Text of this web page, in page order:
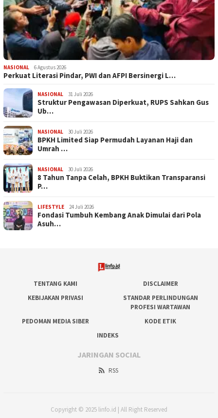
NASIONAL 6 Agustus 2026
Perkuat Literasi Pindar, PWI dan AFPI Bersinergi L…
NASIONAL 31 Juli 2026
​Struktur Pengawasan Diperkuat, RUPS Sahkan Gus
Ub…
NASIONAL 30 Juli 2026
BPKH Limited Siap Permudah Layanan Haji dan
Umrah …
NASIONAL 30 Juli 2026
​8 Tahun Tanpa Celah, BPKH Buktikan Transparansi
P…
LIFESTYLE 24 Juli 2026
Fondasi Tumbuh Kembang Anak Dimulai dari Pola
Asuh…
TENTANG KAMI
DISCLAIMER
KEBIJAKAN PRIVASI
STANDAR PERLINDUNGAN
PROFESI WARTAWAN
PEDOMAN MEDIA SIBER
KODE ETIK
INDEKS
JARINGAN SOCIAL
RSS
Copyright © 2025 linfo.id | All Right Reserved